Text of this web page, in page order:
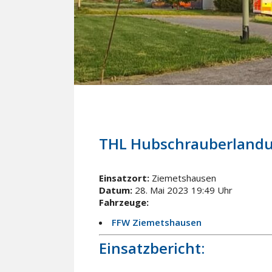
THL
Einsatzort: Ziemetshausen
Datum: 28. Mai 2023 19:49 Uhr
Fahrzeuge:
FFW Ziemetshausen
Einsatzbericht: